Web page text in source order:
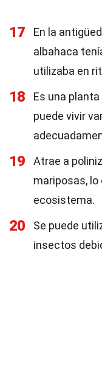
17
En la
albahaca
utilizaba en
18
Es una
puede vivir
19
Atrae a
mariposas, lo
ecosistema.
20
Se puede
insectos